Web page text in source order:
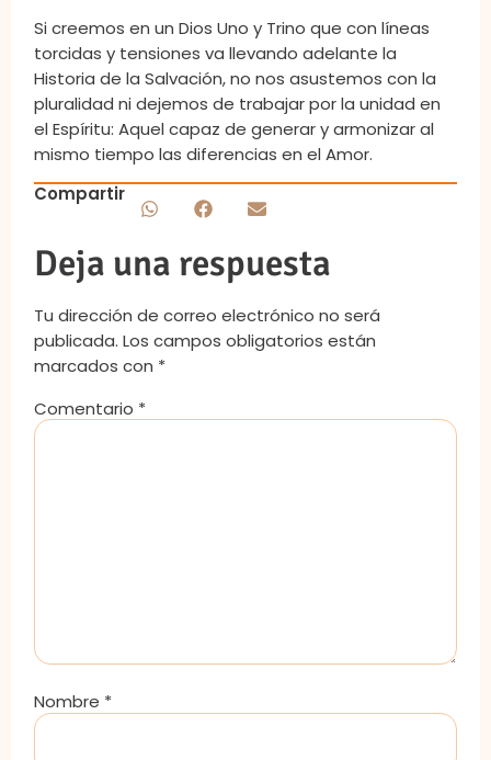
Si creemos en un Dios Uno y Trino que con líneas
torcidas y tensiones va llevando adelante la
Historia de la Salvación, no nos asustemos con la
pluralidad ni dejemos de trabajar por la unidad en
el Espíritu: Aquel capaz de generar y armonizar al
mismo tiempo las diferencias en el Amor.
Compartir
Deja una respuesta
Tu dirección de correo electrónico no será
publicada. Los campos obligatorios están
marcados con *
Comentario *
Nombre *